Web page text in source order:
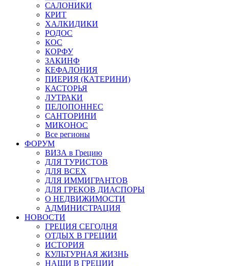
САЛОНИКИ
КРИТ
ХАЛКИДИКИ
РОДОС
КОС
КОРФУ
ЗАКИНФ
КЕФАЛОНИЯ
ПИЕРИЯ (КАТЕРИНИ)
КАСТОРЬЯ
ЛУТРАКИ
ПЕЛОПОННЕС
САНТОРИНИ
МИКОНОС
Все регионы
ФОРУМ
ВИЗА в Грецию
ДЛЯ ТУРИСТОВ
ДЛЯ ВСЕХ
ДЛЯ ИММИГРАНТОВ
ДЛЯ ГРЕКОВ ДИАСПОРЫ
О НЕДВИЖИМОСТИ
АДМИНИСТРАЦИЯ
НОВОСТИ
ГРЕЦИЯ СЕГОДНЯ
ОТДЫХ В ГРЕЦИИ
ИСТОРИЯ
КУЛЬТУРНАЯ ЖИЗНЬ
НАШИ В ГРЕЦИИ